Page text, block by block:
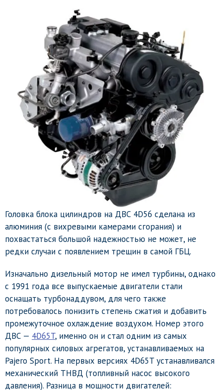
Головка блока цилиндров на ДВС 4D56 сделана из
алюминия (с вихревыми камерами сгорания) и
похвастаться большой надежностью не может, не
редки случаи с появлением трещин в самой ГБЦ.
Изначально дизельный мотор не имел турбины, однако
с 1991 года все выпускаемые двигатели стали
оснащать турбонаддувом, для чего также
потребовалось понизить степень сжатия и добавить
промежуточное охлаждение воздухом. Номер этого
ДВС — 4D65T, именно он и стал одним из самых
популярных силовых агрегатов, устанавливаемых на
Pajero Sport. На первых версиях 4D65T устанавливался
механический ТНВД (топливный насос высокого
давления). Разница в мощности двигателей: